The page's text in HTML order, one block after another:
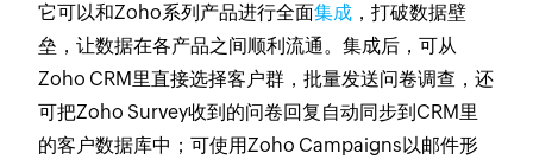
它可以和Zoho系列产品进行全面集成 ，打破数据壁
垒，让数据在各产品之间顺利流通。集成后，可从
Zoho CRM里直接选择客户群，批量发送问卷调查，还
可把Zoho Survey收到的问卷回复自动同步到CRM里
的客户数据库中；可使用Zoho Campaigns以邮件形